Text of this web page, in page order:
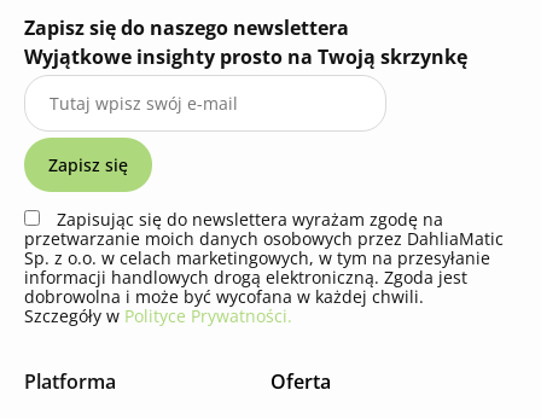
Zapisz się do naszego newslettera
Wyjątkowe insighty prosto na Twoją skrzynkę
Platforma
Oferta
Zapisując się do newslettera wyrażam zgodę na
przetwarzanie moich danych osobowych przez DahliaMatic
Sp. z o.o. w celach marketingowych, w tym na przesyłanie
informacji handlowych drogą elektroniczną. Zgoda jest
dobrowolna i może być wycofana w każdej chwili.
Szczegóły w Polityce Prywatności.